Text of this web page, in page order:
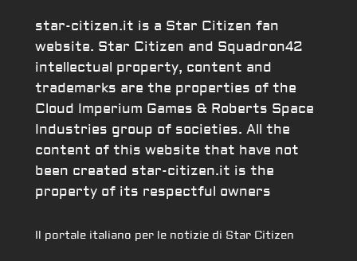
star-citizen.it is a Star Citizen fan
website. Star Citizen and Squadron42
intellectual property, content and
trademarks are the properties of the
Cloud Imperium Games & Roberts Space
Industries group of societies. All the
content of this website that have not
been created star-citizen.it is the
property of its respectful owners
Il portale italiano per le notizie di Star Citizen